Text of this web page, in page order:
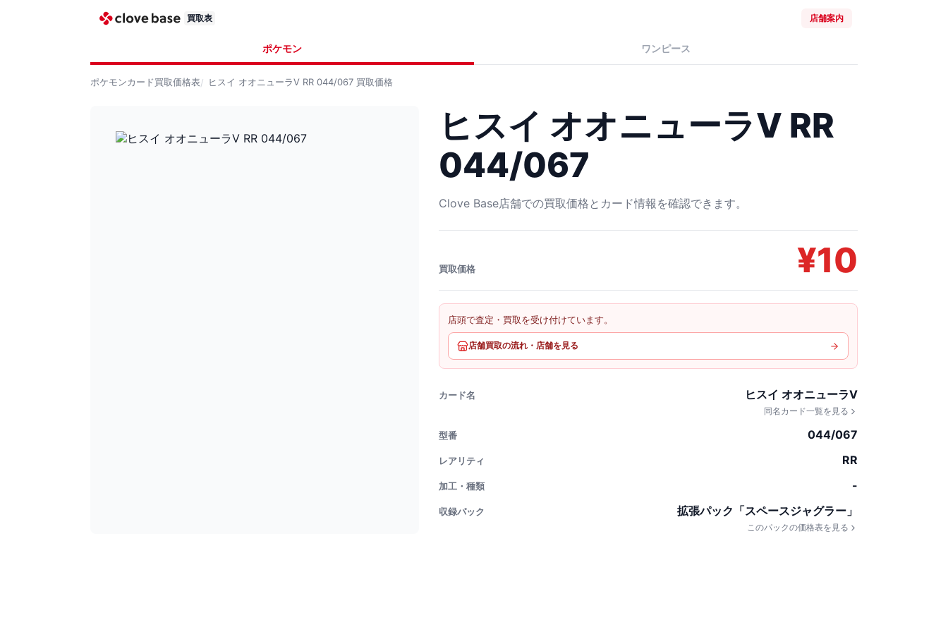
買取表 店舗案内
ポケモン ワンピース
ポケモンカード買取価格表 ヒスイ オオニューラV RR 044/067 買取価格
ヒスイ オオニューラV RR
044/067
Clove Base店舗での買取価格とカード情報を確認できます。
買取価格 ¥10
店頭で査定・買取を受け付けています。
店舗買取の流れ・店舗を見る
カード名 ヒスイ オオニューラV
同名カード一覧を見る
型番 044/067
レアリティ RR
加工・種類 -
収録パック 拡張パック「スペースジャグラー」
このパックの価格表を見る